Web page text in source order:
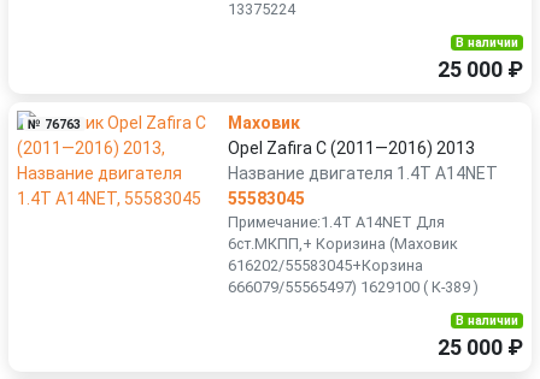
13375224
В наличии
25 000 ₽
№ 76763
Маховик
Opel Zafira C (2011—2016) 2013
Название двигателя 1.4T A14NET
55583045
Примечание:1.4T A14NET Для
6ст.МКПП,+ Коризина (Маховик
616202/55583045+Корзина
666079/55565497) 1629100 ( К-389 )
В наличии
25 000 ₽